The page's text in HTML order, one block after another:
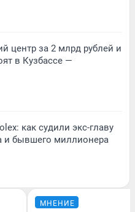
центр за 2 млрд рублей и
в Кузбассе —
как судили экс-главу
и бывшего миллионера
МНЕНИЕ